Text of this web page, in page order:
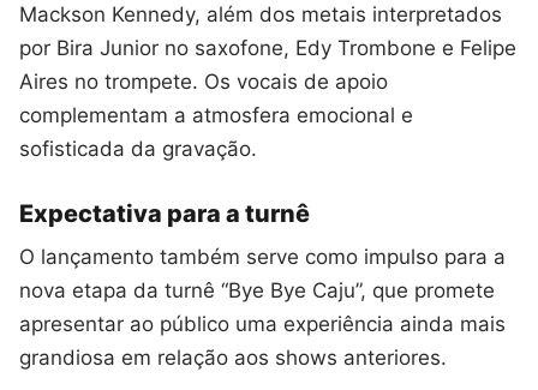
Mackson Kennedy, além dos metais interpretados
por Bira Junior no saxofone, Edy Trombone e Felipe
Aires no trompete. Os vocais de apoio
complementam a atmosfera emocional e
sofisticada da gravação.
Expectativa para a turnê
O lançamento também serve como impulso para a
nova etapa da turnê “Bye Bye Caju”, que promete
apresentar ao público uma experiência ainda mais
grandiosa em relação aos shows anteriores.